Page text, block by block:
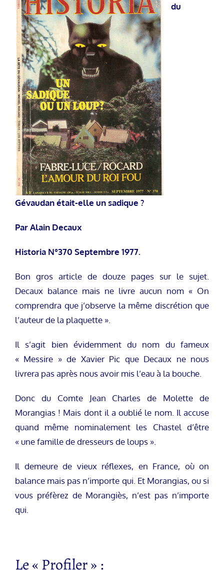
du
Gévaudan était-elle un sadique ?
Par Alain Decaux
Historia N°370 Septembre 1977.
Bon gros article de douze pages sur le sujet.
Decaux balance mais ne livre aucun nom « On
comprendra que j’observe la même discrétion que
l’auteur de la plaquette ».
Il s’agit bien évidemment du nom du fameux
« Messire » de Xavier Pic que Decaux ne nous
livrera pas après nous avoir mis l’eau à la bouche.
Donc du Comte Jean Charles de Molette de
Morangias ! Mais dont il a oublié le nom. Il accuse
quand même nominalement les Chastel d’être
« une famille de dresseurs de loups ».
Il demeure de vieux réflexes, en France, où on
balance mais pas n’importe qui. Et Morangias, ou si
vous préfèrez de Morangiès, n’est pas n’importe
qui.
Le « Profiler » :